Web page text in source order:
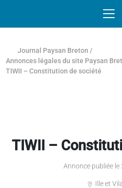
Journal Paysan Breton /
Annonces légales du site Paysan
TIWII – Constitution de société
TIWII –
Annonce publiée
Ille et